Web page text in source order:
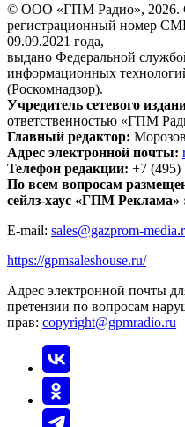
© ООО «ГПМ Радио», 2026.
регистрационный номер
09.09.2021 года,
выдано Федеральной
информационных
(Роскомнадзор).
Учредитель сетевого
ответственностью «ГПМ
Главный редактор:
Адрес электронной почты:
Телефон редакции: +7 (495)
По всем вопросам
сейлз-хаус «ГПМ Реклама»
E-mail: sales@gazprom-
https://gpmsaleshouse.ru/
Адрес электронной почты
претензии по вопросам
прав: copyright@gpmradio.ru